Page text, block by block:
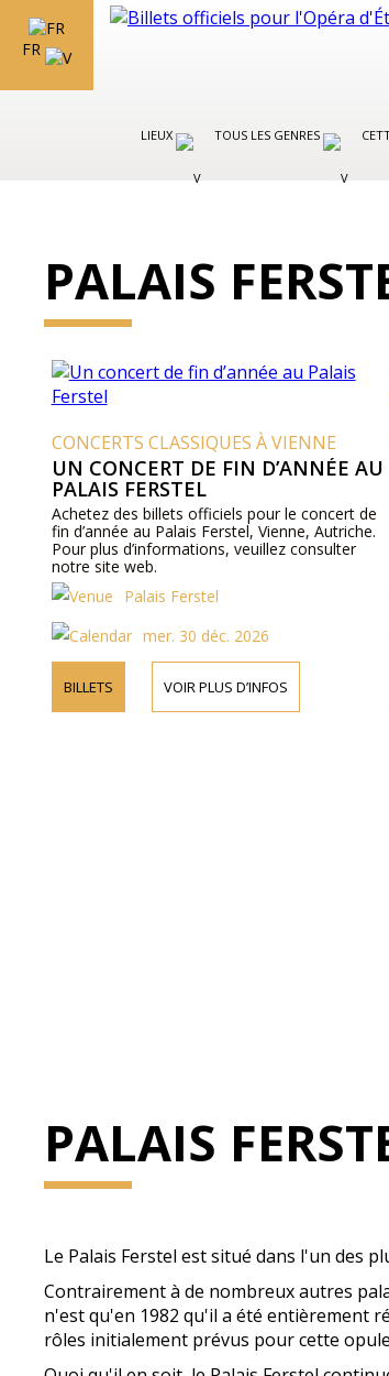
FR
LIEUX TOUS LES GENRES
PALAIS
CONCERTS CLASSIQUES À VIENNE
UN CONCERT DE FIN D’ANNÉE AU
PALAIS FERSTEL
Achetez des billets officiels pour le concert de
fin d’année au Palais Ferstel, Vienne, Autriche.
Pour plus d’informations, veuillez consulter
notre site web.
Palais Ferstel
mer. 30 déc. 2026
BILLETS VOIR PLUS D’INFOS
PALAIS
Le Palais Ferstel est situé dans l'un des
Contrairement à de nombreux autres
n'est qu'en 1982 qu'il a été entièrement
rôles initialement prévus pour cette